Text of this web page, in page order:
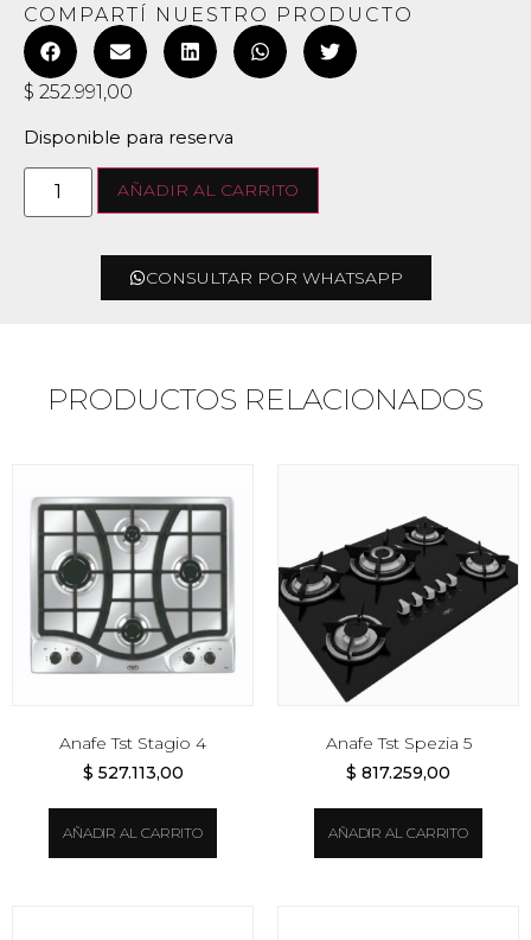
COMPARTÍ NUESTRO PRODUCTO
$ 252.991,00
Disponible para reserva
AÑADIR AL CARRITO
CONSULTAR POR WHATSAPP
PRODUCTOS RELACIONADOS
Anafe Tst Stagio 4
$ 527.113,00
AÑADIR AL CARRITO
Anafe Tst Spezia 5
$ 817.259,00
AÑADIR AL CARRITO